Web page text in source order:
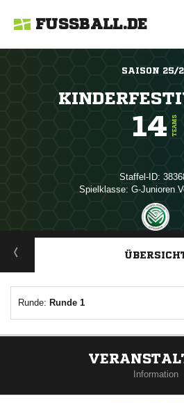
FUSSBALL.DE
SAISON 25/
14 TEAMS
Staffel-ID:
Spielklasse: G-Junioren
ANZEIGE
Runde: Runde 1
Information